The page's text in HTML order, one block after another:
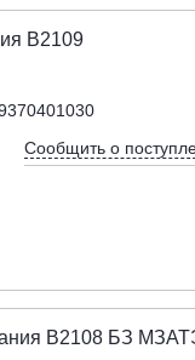
В2109
Сообщить о
В2108 БЗ